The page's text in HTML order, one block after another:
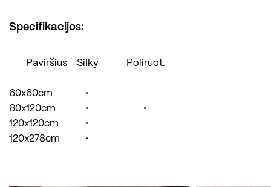
Specifikacijos:
Paviršius Silky Poliruot.
60x60cm
•
60x120cm
•
•
120x120cm
•
120x278cm
•